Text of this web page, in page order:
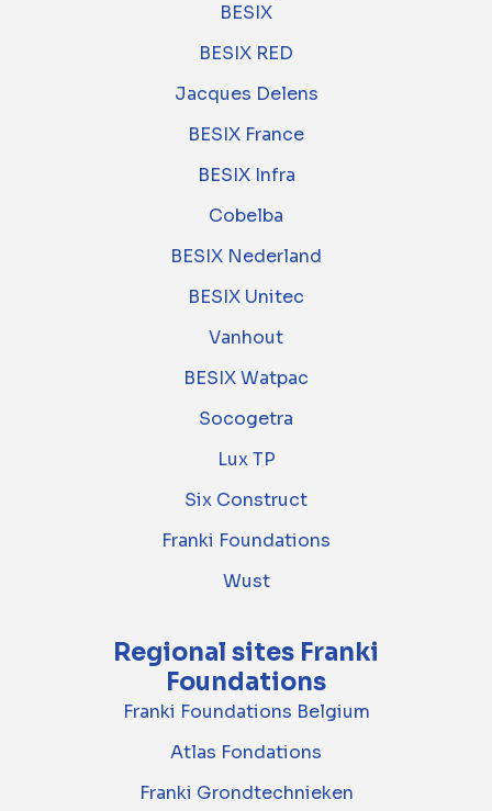
BESIX
BESIX RED
Jacques Delens
BESIX France
BESIX Infra
Cobelba
BESIX Nederland
BESIX Unitec
Vanhout
BESIX Watpac
Socogetra
Lux TP
Six Construct
Franki Foundations
Wust
Regional sites Franki
Foundations
Franki Foundations Belgium
Atlas Fondations
Franki Grondtechnieken